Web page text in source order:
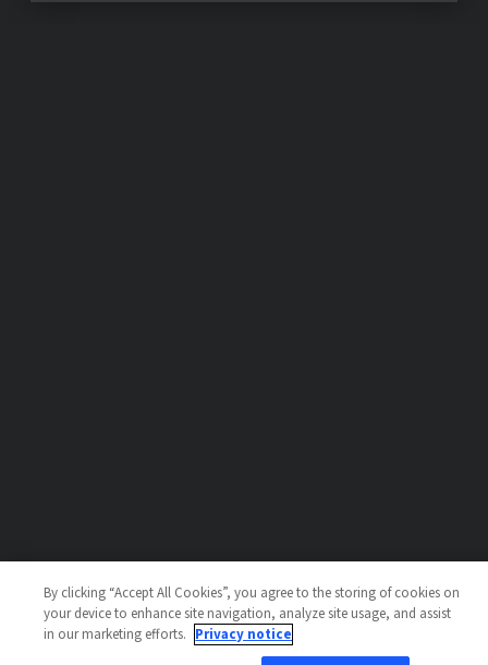
By clicking “Accept All Cookies”, you agree to the storing of cookies on
your device to enhance site navigation, analyze site usage, and assist
in our marketing efforts. Privacy notice